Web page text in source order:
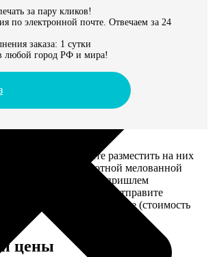
за пару кликов!
по электронной почте. Отвечаем за 24
заказа: 1 сутки
любой город РФ и мира!
10*15, вы можете разместить на них
Печатаем на плотной мелованной
300 г/м2. Мы пришлем
сами их подпишете и отправите
можно 6 открыток и более (стоимость
цены